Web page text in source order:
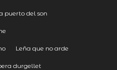
puerto del son
Leña que no arde
durgellet